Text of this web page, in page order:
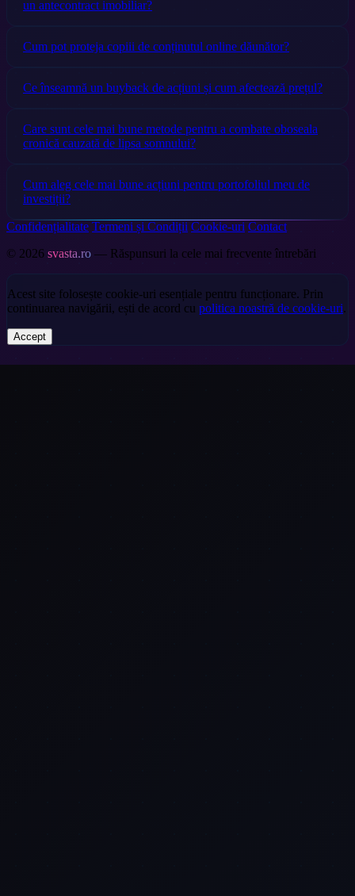
un antecontract imobiliar?
Cum pot proteja copiii de conținutul online dăunător?
Ce înseamnă un buyback de acțiuni și cum afectează prețul?
Care sunt cele mai bune metode pentru a combate oboseala
cronică cauzată de lipsa somnului?
Cum aleg cele mai bune acțiuni pentru portofoliul meu de
investiții?
Confidențialitate Termeni și Condiții Cookie-uri Contact
© 2026 svasta.ro — Răspunsuri la cele mai frecvente întrebări
Acest site folosește cookie-uri esențiale pentru funcționare. Prin
continuarea navigării, ești de acord cu politica noastră de cookie-uri.
Accept